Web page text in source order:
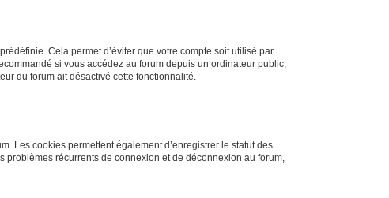
Cela permet d’éviter que votre compte soit utilisé par
si vous accédez au forum depuis un ordinateur public,
du forum ait désactivé cette fonctionnalité.
Les cookies permettent également d’enregistrer le statut des
récurrents de connexion et de déconnexion au forum,